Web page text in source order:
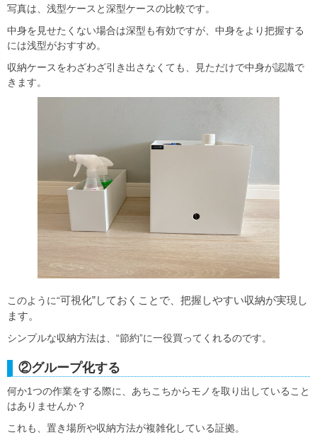
写真は、浅型ケースと深型ケースの比較です。
中身を見せたくない場合は深型も有効ですが、中身をより把握する
には浅型がおすすめ。
収納ケースをわざわざ引き出さなくても、見ただけで中身が認識で
きます。
このように“可視化”しておくことで、把握しやすい収納が実現し
ます。
シンプルな収納方法は、“節約”に一役買ってくれるのです。
②グループ化する
何か1つの作業をする際に、あちこちからモノを取り出していること
はありませんか？
これも、置き場所や収納方法が複雑化している証拠。